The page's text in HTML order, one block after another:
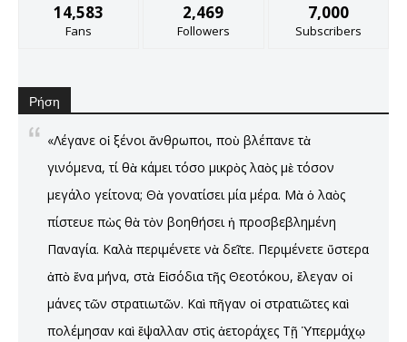
14,583
Fans
2,469
Followers
7,000
Subscribers
Ρήση
«Λέγανε οἱ ξένοι ἄνθρωποι, ποὺ βλέπανε τὰ
γινόμενα, τί θὰ κάμει τόσο μικρὸς λαὸς μὲ τόσον
μεγάλο γείτονα; Θὰ γονατίσει μία μέρα. Μὰ ὁ λαὸς
πίστευε πὼς θὰ τὸν βοηθήσει ἡ προσβεβλημένη
Παναγία. Καλὰ περιμένετε νὰ δεῖτε. Περιμένετε ὕστερα
ἀπὸ ἕνα μήνα, στὰ Εἰσόδια τῆς Θεοτόκου, ἔλεγαν οἱ
μάνες τῶν στρατιωτῶν. Καὶ πῆγαν οἱ στρατιῶτες καὶ
πολέμησαν καὶ ἔψαλλαν στὶς ἀετοράχες Τῇ Ὑπερμάχῳ